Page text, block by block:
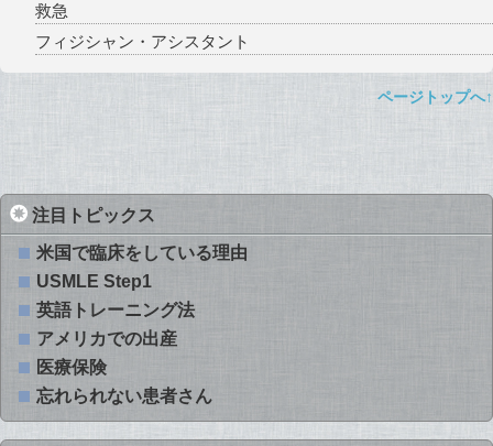
救急
フィジシャン・アシスタント
ページトップへ↑
注目トピックス
米国で臨床をしている理由
USMLE Step1
英語トレーニング法
アメリカでの出産
医療保険
忘れられない患者さん